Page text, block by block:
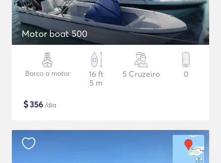
Motor boat 500
Barco a motor
16 ft
5 m
5 Cruzeiro 0
$356 /dia